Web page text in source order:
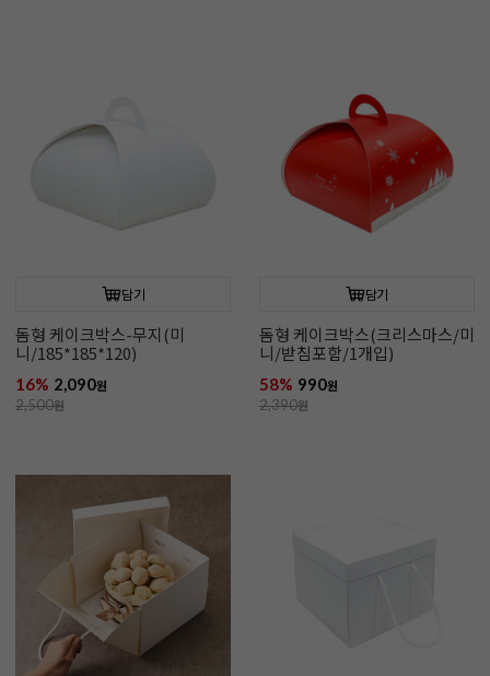
담기
돔형 케이크박스-무지(미
니/185*185*120)
16% 2,090원
2,500원
담기
돔형 케이크박스(크리스마스/미
니/받침포함/1개입)
58% 990원
2,390원